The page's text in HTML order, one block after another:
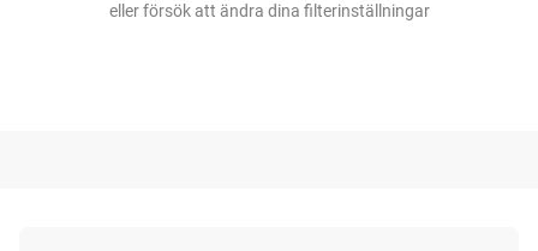
eller försök att ändra dina filterinställningar